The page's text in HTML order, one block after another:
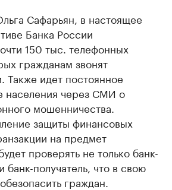
Сафарьян, в настоящее
Банка России
150 тыс. телефонных
гражданам звонят
Также идет постоянное
населения через СМИ о
мошенничества.
защиты финансовых
на предмет
проверять не только банк-
банк-получатель, что в свою
граждан.